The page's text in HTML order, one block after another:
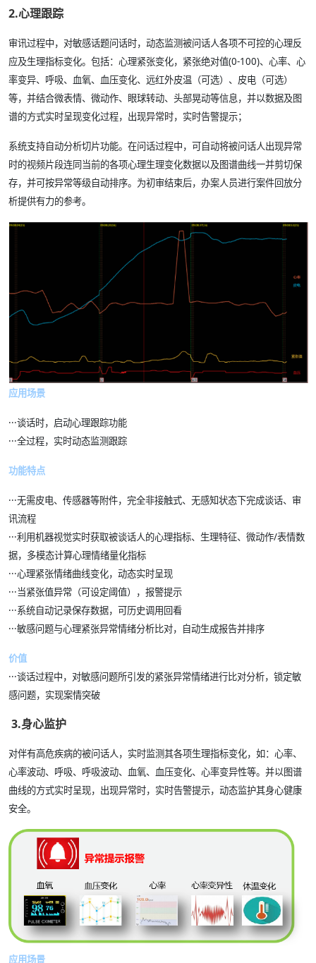
2.心理跟踪
审讯过程中，对敏感话题问话时，动态监测被问话人各项不可控的心理反
应及生理指标变化。包括：心理紧张变化，紧张绝对值(0-100)、心率、心
率变异、呼吸、血氧、血压变化、远红外皮温（可选）、皮电（可选）
等，并结合微表情、微动作、眼球转动、头部晃动等信息，并以数据及图
谱的方式实时呈现变化过程，出现异常时，实时告警提示；
系统支持自动分析切片功能。在问话过程中，可自动将被问话人出现异常
时的视频片段连同当前的各项心理生理变化数据以及图谱曲线一并剪切保
存，并可按异常等级自动排序。为初审结束后，办案人员进行案件回放分
析提供有力的参考。
应用场景
···谈话时，启动心理跟踪功能
···全过程，实时动态监测跟踪
功能特点
···无需皮电、传感器等附件，完全非接触式、无感知状态下完成谈话、审
讯流程
···利用机器视觉实时获取被谈话人的心理指标、生理特征、微动作/表情数
据，多模态计算心理情绪量化指标
···心理紧张情绪曲线变化，动态实时呈现
···当紧张值异常（可设定阈值），报警提示
···系统自动记录保存数据，可历史调用回看
···敏感问题与心理紧张异常情绪分析比对，自动生成报告并排序
价值
···谈话过程中，对敏感问题所引发的紧张异常情绪进行比对分析，锁定敏
感问题，实现案情突破
3.身心监护
对伴有高危疾病的被问话人，实时监测其各项生理指标变化，如：心率、
心率波动、呼吸、呼吸波动、血氧、血压变化、心率变异性等。并以图谱
曲线的方式实时呈现，出现异常时，实时告警提示，动态监护其身心健康
安全。
应用场景